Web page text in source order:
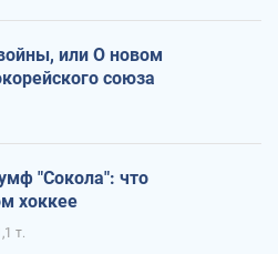
или О новом
союза
"Сокола": что
хоккее
т.